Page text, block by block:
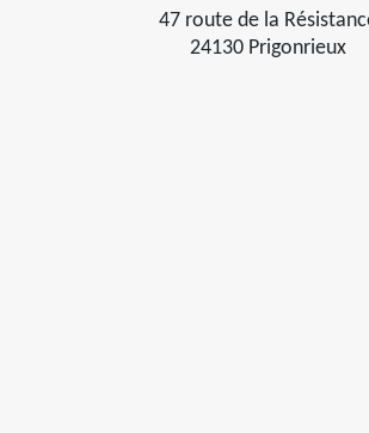
47 route de la
24130 Prigonrieux